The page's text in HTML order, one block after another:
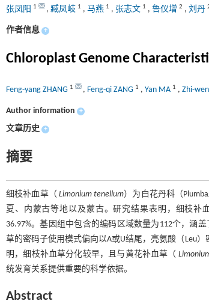
张凤阳 1 , 臧凤岐 1 , 马燕 1 , 张志文 1 , 鲁仪增 2 , 刘丹
作者信息 +
Chloroplast Genome
Feng-yang ZHANG 1 , Feng-qi ZANG 1 , Yan MA 1 , Zhi-
Author information +
文章历史 +
摘要
细枝补血草（Limonium tenellum）为白花丹科（
夏、内蒙古等地以及蒙古。研究结果表明，细枝补
36.97%。基因组中包含的编码区域数量为112个，涵
草的密码子使用模式偏向以A或U结尾，亮氨酸（Leu
明，细枝补血草分化较早，且与黄花补血草（
统发育关系提供重要的科学依据。
Abstract